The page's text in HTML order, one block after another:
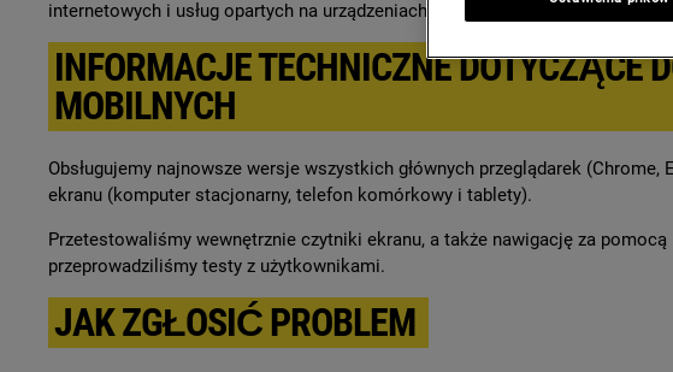
internetowych i usług opartych na urządzeniach mobilnych drogą
INFORMACJE TECHNICZNE DOTYCZĄCE
MOBILNYCH
Obsługujemy najnowsze wersje wszystkich głównych przeglądarek
ekranu (komputer stacjonarny, telefon komórkowy i tablety).
Przetestowaliśmy wewnętrznie czytniki ekranu, a także nawigację za
przeprowadziliśmy testy z użytkownikami.
JAK ZGŁOSIĆ PROBLEM